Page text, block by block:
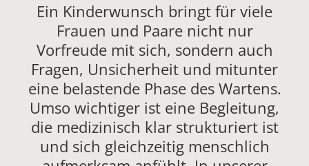
Ein Kinderwunsch bringt für viele
Frauen und Paare nicht nur
Vorfreude mit sich, sondern auch
Fragen, Unsicherheit und mitunter
eine belastende Phase des Wartens.
Umso wichtiger ist eine Begleitung,
die medizinisch klar strukturiert ist
und sich gleichzeitig menschlich